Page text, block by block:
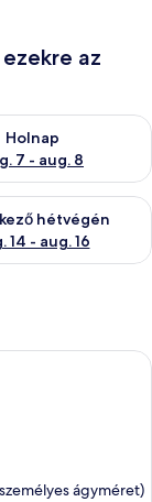
az
6 - aug. 7
Holnap
7 - aug. 8
állás
aug. 7 -
hétvégén
14 - aug. 16
hétvégi
melyben egy
ágyméret)